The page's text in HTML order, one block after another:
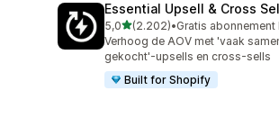
Essential Upsell & Cross
5,0van 5 sterren
(2.202)
2202 recensies in totaal
•
Verhoog de AOV met 'vaak
gekocht'-upsells en cross-sells
Built for Shopify